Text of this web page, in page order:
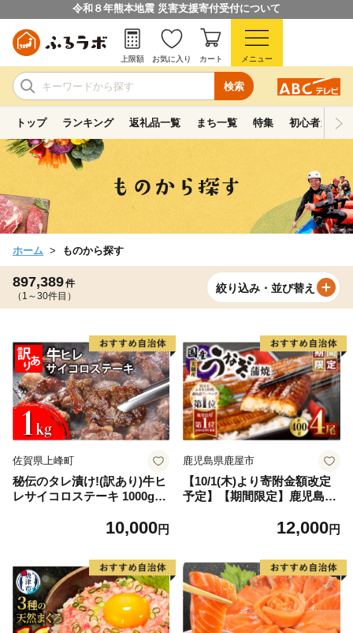
令和８年熊本地震 災害支援寄付受付について
検索
上限額 お気に入り カート メニュー
トップ ランキング 返礼品一覧 まち一覧 特集 初心者ガイド
ホーム ものから探す
897,389件
（1～30件目）
絞り込み・並び替え
佐賀県上峰町
秘伝のタレ漬け!(訳あり)牛ヒ
レサイコロステーキ 1000g
10,000円
鹿児島県鹿屋市
【10/1(木)より寄附金額改定
予定】【期間限定】鹿児島県
12,000円